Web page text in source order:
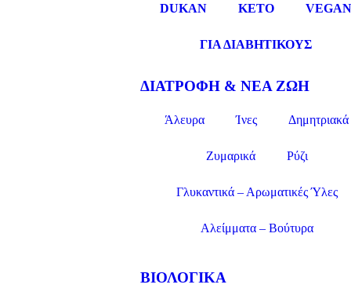
DUKAN KETO VEGAN
ΓΙΑ ΔΙΑΒΗΤΙΚΟΥΣ
ΔΙΑΤΡΟΦΗ & ΝΕΑ ΖΩΗ
Άλευρα Ίνες Δημητριακά
Ζυμαρικά Ρύζι
Γλυκαντικά – Αρωματικές Ύλες
Αλείμματα – Βούτυρα
ΒΙΟΛΟΓΙΚΑ